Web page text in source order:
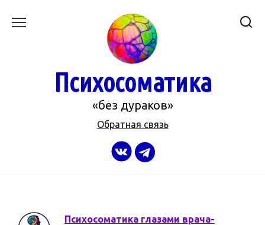
Психосоматика
«без дураков»
Обратная связь
Психосоматика глазами врача-